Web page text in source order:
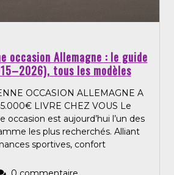
occasion Allemagne : le guide
tous les modèles
OCCASION ALLEMAGNE A
LIVRE CHEZ VOUS Le
occasion est aujourd’hui l’un des
les plus recherchés. Alliant
sportives, confort